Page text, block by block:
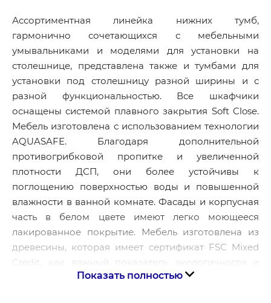
Ассортиментная линейка нижних тумб,
гармонично сочетающихся с мебельными
умывальниками и моделями для установки на
столешнице, представлена также и тумбами для
установки под столешницу разной ширины и с
разной функциональностью. Все шкафчики
оснащены системой плавного закрытия Soft Close.
Мебель изготовлена с использованием технологии
AQUASAFE. Благодаря дополнительной
противогрибковой пропитке и увеличенной
плотности ДСП, они более устойчивы к
поглощению поверхностью воды и повышенной
влажности в ванной комнате. Фасады и корпусная
часть в белом цвете имеют легко моющееся
лакированное покрытие. Мебель изготовлена из
древесины, которая имеет сертификат FSC Mixed
Credit, как важный показатель экологичности и
соблюдения требований контроля рынка сырья.
Показать полностью